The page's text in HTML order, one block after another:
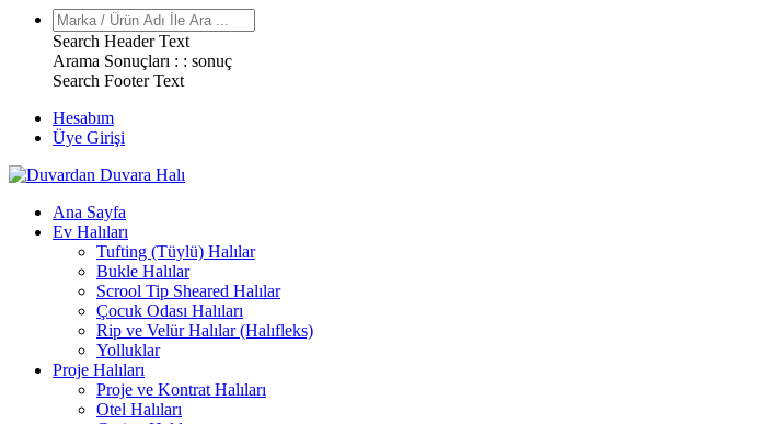
Search Header Text
Arama Sonuçları : : sonuç
Search Footer Text
Hesabım
Üye Girişi
Ana Sayfa
Ev Halıları
Tufting (Tüylü) Halılar
Bukle Halılar
Scrool Tip Sheared Halılar
Çocuk Odası Halıları
Rip ve Velür Halılar (Halıfleks)
Yolluklar
Proje Halıları
Proje ve Kontrat Halıları
Otel Halıları